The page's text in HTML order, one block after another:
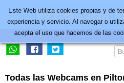
Todas las Webcams en
Este Web utiliza cookies propias y de
experiencia y servicio. Al navegar o
acepta el uso que hacemos de las